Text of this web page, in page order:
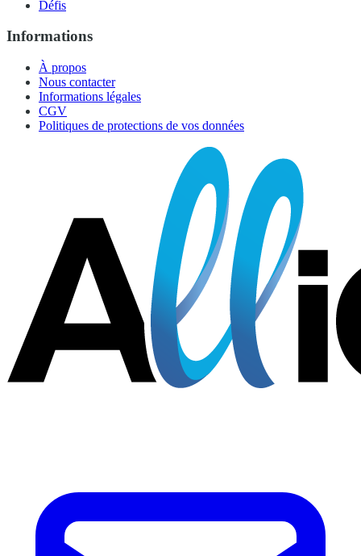
Défis
Informations
À propos
Nous contacter
Informations légales
CGV
Politiques de protections de vos données